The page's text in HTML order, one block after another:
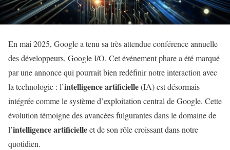
En mai 2025, Google a tenu sa très attendue conférence annuelle
des développeurs, Google I/O. Cet événement phare a été marqué
par une annonce qui pourrait bien redéfinir notre interaction avec
la technologie : l’intelligence artificielle(IA) est désormais
intégrée comme le système d’exploitation central de Google. Cette
évolution témoigne des avancées fulgurantes dans le domaine de
l’intelligence artificielleet de son rôle croissant dans notre
quotidien.